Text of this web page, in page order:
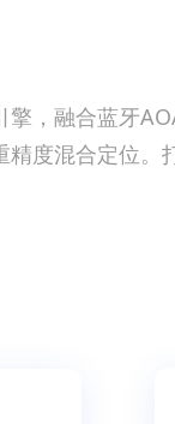
，融合蓝牙
度混合定位